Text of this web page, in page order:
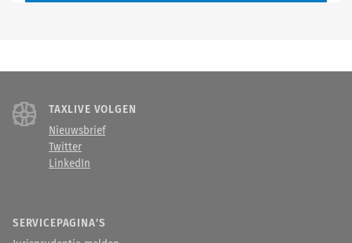
TAXLIVE VOLGEN
Nieuwsbrief
Twitter
LinkedIn
SERVICEPAGINA'S